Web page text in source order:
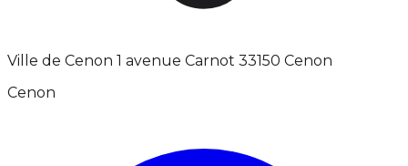
Ville de Cenon 1 avenue Carnot 33150 Cenon
Cenon